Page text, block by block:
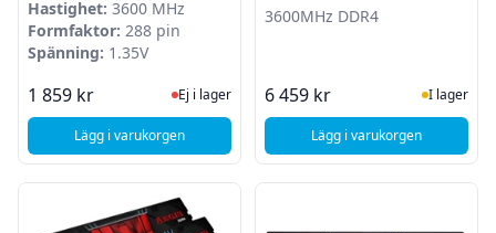
Hastighet: 3600 MHz
Formfaktor: 288 pin
Spänning: 1.35V
1 859 kr Ej i lager, besök produktsidan för
Ej i lager
Lägg i varukorgen, G.Skill Trident Z Neo 16GB (2 x 8GB) DDR4 3600MHz - RGB
3600MHz DDR4
6 459 kr I Lager
I lager
Lägg i varukorgen
, Kingston FURY